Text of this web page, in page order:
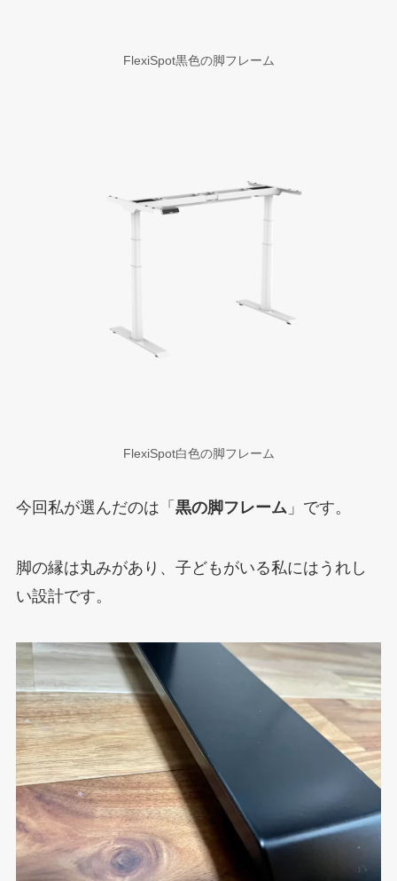
FlexiSpot黒色の脚フレーム
FlexiSpot白色の脚フレーム
今回私が選んだのは「 黒の脚フレーム」です。
脚の縁は丸みがあり、子どもがいる私にはうれし
い設計です。